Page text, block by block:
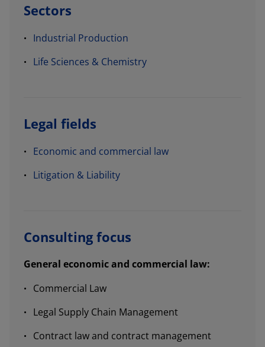
Sectors
Industrial Production
Life Sciences & Chemistry
Legal fields
Economic and commercial law
Litigation & Liability
Consulting focus
General economic and commercial law:
Commercial Law
Legal Supply Chain Management
Contract law and contract management